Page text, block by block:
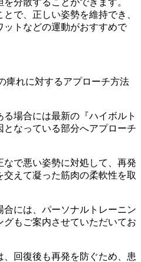
で、正しい姿勢を維持でき、
トなどの運動がおすすめで
痺れに対するアプローチ方法
場合には最新の『ハイボルト
なっている部分へアプローチ
で悪い姿勢に対処して、再発
えて凝った筋肉の柔軟性を取
には、パーソナルトレーニン
もご案内させていただいてお
回復後も再発を防ぐため、患